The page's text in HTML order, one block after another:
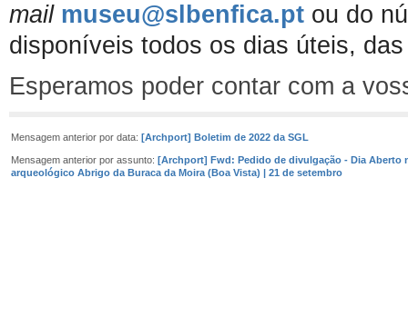
mail museu@slbenfica.pt ou do
disponíveis todos os dias úteis,
Esperamos poder contar com a
Mensagem anterior por data: [Archport] Boletim de 2022 da SGL
Mensagem anterior por assunto: [Archport] Fwd: Pedido de divulgação - Dia Aberto
arqueológico Abrigo da Buraca da Moira (Boa Vista) | 21 de setembro